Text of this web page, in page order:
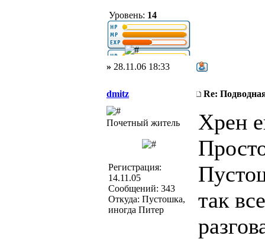
Уровень: 14
» 28.11.06 18:33
dmitz Re:
Почетный житель
Регистрация:
14.11.05
Сообщений: 343
Откуда: Пустошка,
иногда Питер
Хрен
так